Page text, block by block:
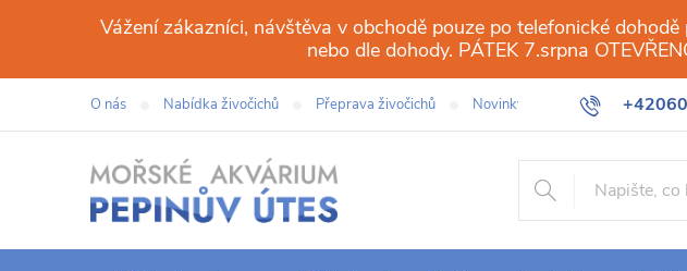
obsah
Vážení zákazníci, návštěva v obchodě pouze po telefonické
nebo dle dohody. PÁTEK 7.srpna
O nás Nabídka živočichů Přeprava živočichů Novinky Galerie